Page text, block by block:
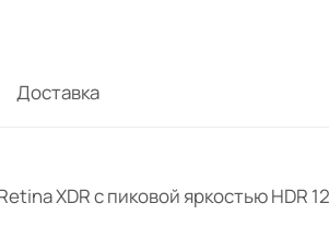
Доставка
XDR с пиковой яркостью HDR